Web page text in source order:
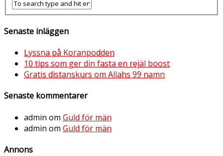
Senaste inläggen
Lyssna på Koranpodden
10 tips som ger din fasta en rejäl boost
Gratis distanskurs om Allahs 99 namn
Senaste kommentarer
admin om Guld för män
admin om Guld för män
Annons